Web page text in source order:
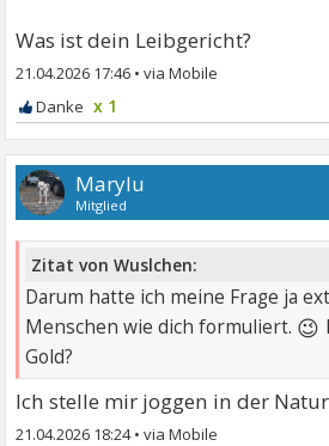
Was ist dein Leibgericht?
21.04.2026 17:46 •
x 1
Marylu
Mitglied
Zitat von Wuslchen:
Darum hatte ich meine Frage ja
Menschen wie dich formuliert. 😉
Gold?
Ich stelle mir joggen in der
21.04.2026 18:24•